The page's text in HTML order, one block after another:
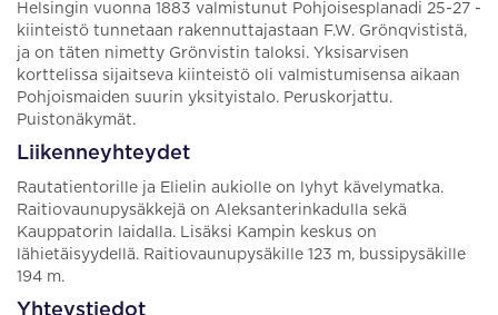
Helsingin vuonna 1883 valmistunut Pohjoisesplanadi 25-27 -
kiinteistö tunnetaan rakennuttajastaan F.W. Grönqvististä,
ja on täten nimetty Grönvistin taloksi. Yksisarvisen
korttelissa sijaitseva kiinteistö oli valmistumisensa aikaan
Pohjoismaiden suurin yksityistalo. Peruskorjattu.
Puistonäkymät.
Liikenneyhteydet
Rautatientorille ja Elielin aukiolle on lyhyt kävelymatka.
Raitiovaunupysäkkejä on Aleksanterinkadulla sekä
Kauppatorin laidalla. Lisäksi Kampin keskus on
lähietäisyydellä. Raitiovaunupysäkille 123 m, bussipysäkille
194 m.
Yhteystiedot